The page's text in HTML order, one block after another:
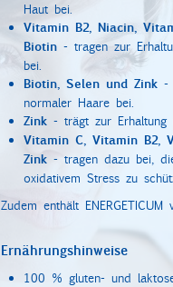
Haut bei.
Vitamin B2, Niacin,
Biotin- tragen zur
bei.
Biotin, Selen und Zink-
normaler Haare bei.
Zink- trägt zur Erhaltung
Vitamin C, Vitamin B2,
Zink - tragen dazu bei,
oxidativem Stress zu
Zudem enthält ENERGETICUM
Ernährungshinweise
100 % gluten- und